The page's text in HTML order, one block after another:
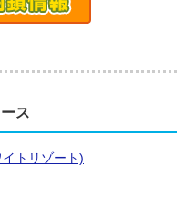
ス
トリゾート)